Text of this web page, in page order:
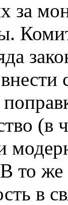
за
(в
то
в